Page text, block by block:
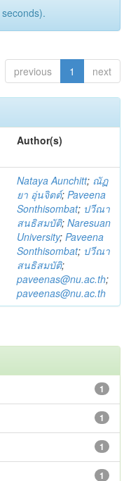
previous 1 next
Author(s)
Nataya Aunchitt; ณัฏ
ยา อุ่นจิตต์; Paveena
Sonthisombat; ปวีณา
สนธิสมบัติ; Naresuan
University; Paveena
Sonthisombat; ปวีณา
สนธิสมบัติ;
paveenas@nu.ac.th;
paveenas@nu.ac.th
1
1
1
1